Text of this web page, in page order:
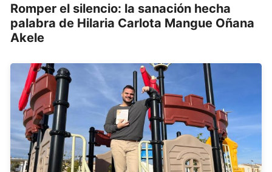
Romper el silencio: la sanación hecha
palabra de Hilaria Carlota Mangue Oñana
Akele